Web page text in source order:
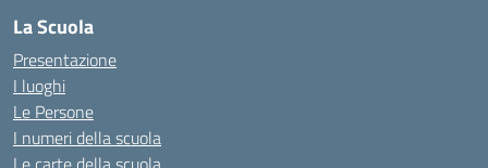
La Scuola
Presentazione
I luoghi
Le Persone
I numeri della scuola